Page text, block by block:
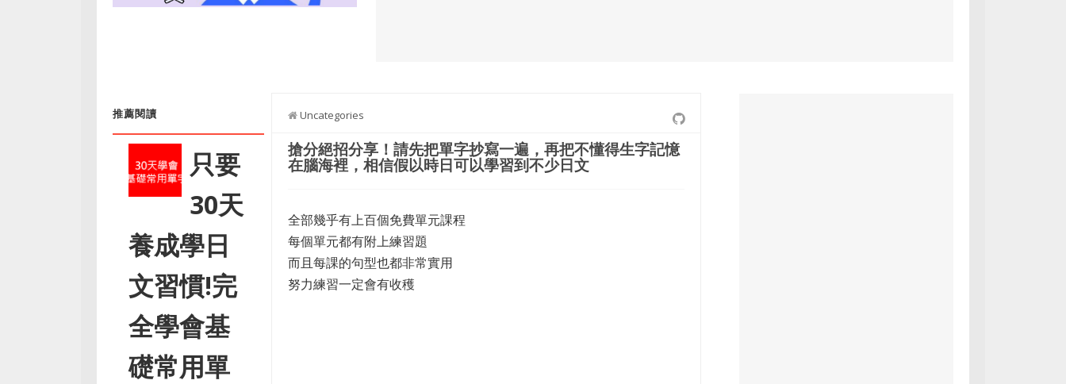
推薦閱讀
只要
30天
養成學日
文習慣!完
全學會基
礎常用單
Uncategories
搶分絕招分享！請先把單字抄寫一遍，再把不懂得生字記憶
在腦海裡，相信假以時日可以學習到不少日文
全部幾乎有上百個免費單元課程
每個單元都有附上練習題
而且每課的句型也都非常實用
努力練習一定會有收穫